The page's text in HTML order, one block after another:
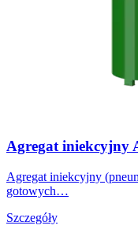
Agregat iniekcyjny
Agregat iniekcyjny
gotowych…
Szczegóły